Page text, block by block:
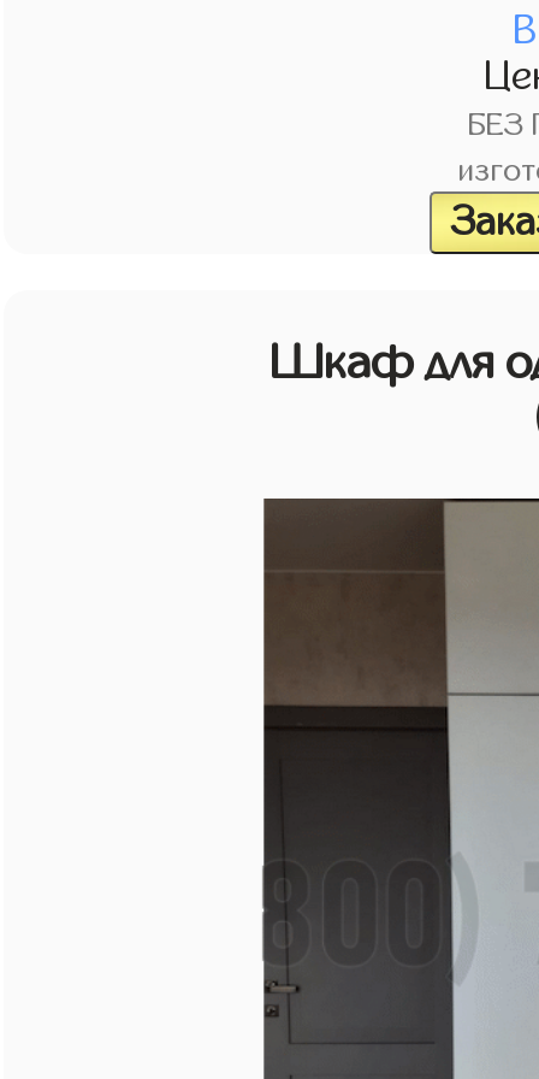
БЕЗ
Шкаф для